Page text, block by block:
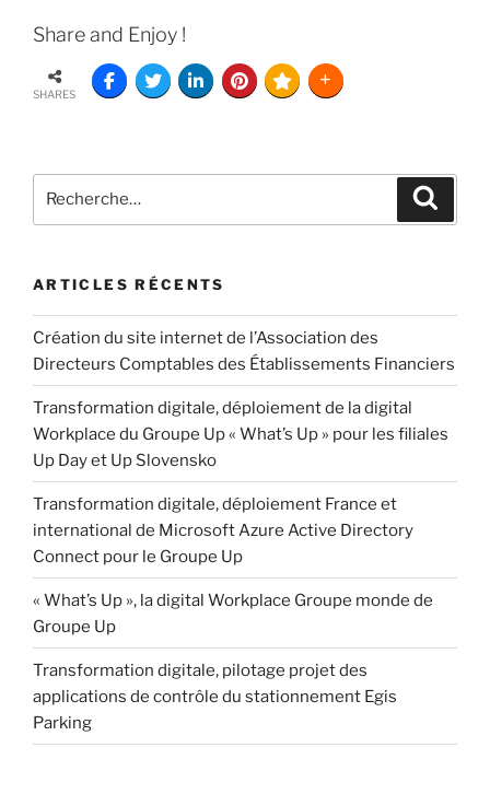
Share and Enjoy !
SHARES
ARTICLES RÉCENTS
Création du site internet de l’Association des
Directeurs Comptables des Établissements Financiers
Transformation digitale, déploiement de la digital
Workplace du Groupe Up « What’s Up » pour les filiales
Up Day et Up Slovensko
Transformation digitale, déploiement France et
international de Microsoft Azure Active Directory
Connect pour le Groupe Up
« What’s Up », la digital Workplace Groupe monde de
Groupe Up
Transformation digitale, pilotage projet des
applications de contrôle du stationnement Egis
Parking